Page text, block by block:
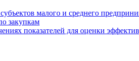
малого и среднего
закупкам
показателей для оценки